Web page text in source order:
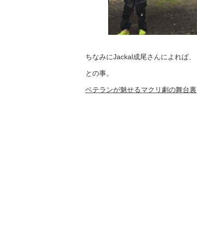
ちなみにJackal成尾さんによれば、
との事。
ベテランが魅せるマクリ劇の舞台裏